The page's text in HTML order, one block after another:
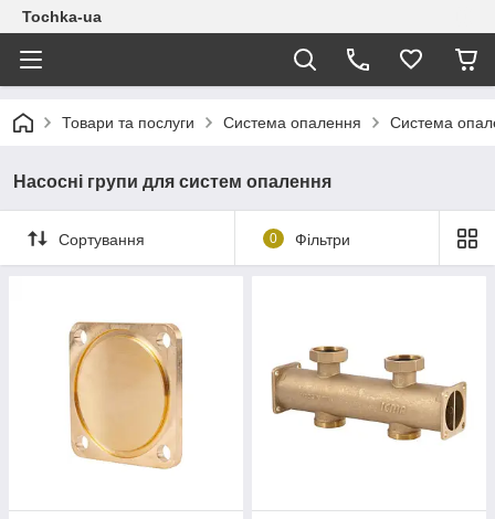
Tochka-ua
Товари та послуги Система опалення Система
Насосні групи для систем опалення
Сортування 0 Фільтри